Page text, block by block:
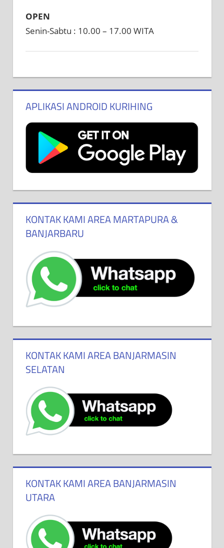
OPEN
Senin-Sabtu : 10.00 – 17.00 WITA
APLIKASI ANDROID KURIHING
KONTAK KAMI AREA MARTAPURA &
BANJARBARU
KONTAK KAMI AREA BANJARMASIN
SELATAN
KONTAK KAMI AREA BANJARMASIN
UTARA